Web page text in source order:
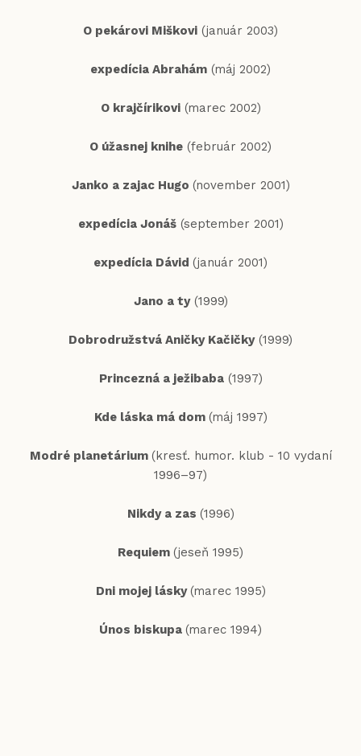
O pekárovi Miškovi (január 2003)
expedícia Abrahám (máj 2002)
O krajčírikovi(marec 2002)
O úžasnej knihe (február 2002)
Janko a zajac Hugo (november 2001)
expedícia Jonáš(september 2001)
expedícia Dávid (január 2001)
Jano a ty(1999)
Dobrodružstvá Aničky Kačičky(1999)
Princezná a ježibaba(1997)
Kde láska má dom (máj 1997)
Modré planetárium (kresť. humor. klub - 10 vydaní
1996–97)
Nikdy a zas (1996)
Requiem (jeseň 1995)
Dni mojej lásky(marec 1995)
Únos biskupa (marec 1994)